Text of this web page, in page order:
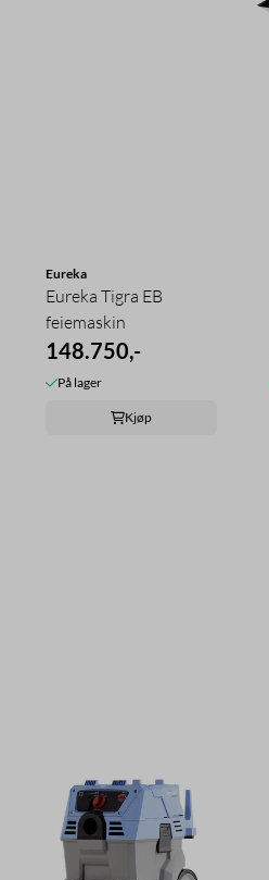
Eureka
Eureka Tigra EB
feiemaskin
148.750,-
På lager
Kjøp